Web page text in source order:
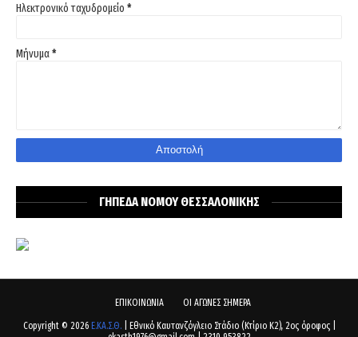
Ηλεκτρονικό ταχυδρομείο *
Μήνυμα*
ΓΗΠΕΔΑ ΝΟΜΟΥ ΘΕΣΣΑΛΟΝΙΚΗΣ
ΕΠΙΚΟΙΝΩΝΙΑ ΟΙ ΑΓΩΝΕΣ ΣΗΜΕΡΑ
Copyright © 2026 Ε.ΚΑ.Σ.Θ.| Εθνικό Καυτανζόγλειο Στάδιο (Κτίριο Κ2), 2ος όροφος |